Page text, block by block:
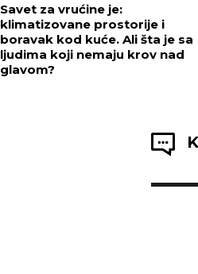
Savet za vrućine je:
klimatizovane prostorije i
boravak kod kuće. Ali šta je sa
ljudima koji nemaju krov nad
glavom?